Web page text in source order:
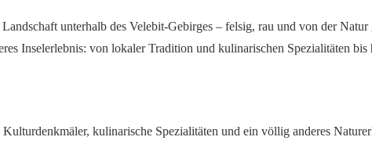
unterhalb des Velebit-Gebirges – felsig, rau und von der
Inselerlebnis: von lokaler Tradition und kulinarischen Spezialitäten
kulinarische Spezialitäten und ein völlig anderes